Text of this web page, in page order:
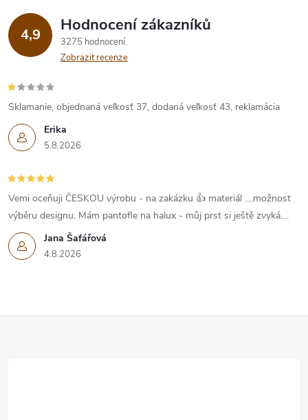
4,9 Hodnocení zákazníků
3275 hodnocení
Zobrazit recenze
Erika
5.8.2026
Sklamanie, objednaná veľkosť 37, dodaná veľkosť 43, reklamácia
Jana Šafářová
4.8.2026
Vemi oceňuji ČESKOU výrobu - na zakázku 👍 materiál ....možnost
výběru designu. Mám pantofle na halux - můj prst si ještě zvyká....